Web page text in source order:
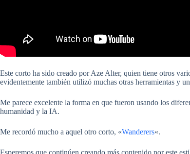
Este corto ha sido creado por Aze Alter, quien tiene otros
evidentemente también utilizó muchas otras herramientas y
Me parece excelente la forma en que fueron usando los
humanidad y la IA.
Me recordó mucho a aquel otro corto, «Wanderers«.